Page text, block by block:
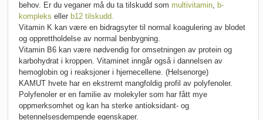
behov. Er du veganer må du ta tilskudd som multivitamin, b-
kompleks eller b12 tilskudd.
Vitamin K kan være en bidragsyter til normal koagulering av blodet
og opprettholdelse av normal benbygning.
Vitamin B6 kan være nødvendig for omsetningen av protein og
karbohydrat i kroppen. Vitaminet inngår også i dannelsen av
hemoglobin og i reaksjoner i hjernecellene. (Helsenorge)
KAMUT hvete har en ekstremt mangfoldig profil av polyfenoler.
Polyfenoler er en familie av molekyler som har fått mye
oppmerksomhet og kan ha sterke antioksidant- og
betennelsesdempende egenskaper.